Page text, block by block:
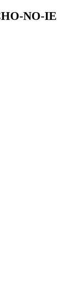
NO-IE